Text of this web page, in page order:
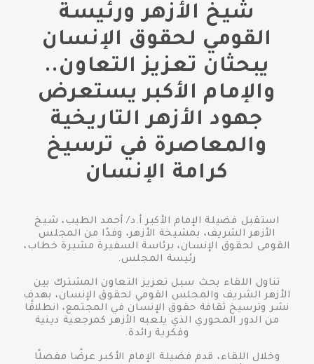
شيخ الأزهر ورئيسة
القومي لحقوق الإنسان
يبحثان تعزيز التعاون..
والإمام الأكبر يستعرض
جهود الأزهر التاريخية
والمعاصرة في ترسيخ
كرامة الإنسان
استقبل فضيلة الإمام الأكبر أ.د/ أحمد الطيب، شيخ
الأزهر الشريف، بمشيخة الأزهر، وفدًا من المجلس
القومى لحقوق الإنسان، برئاسة السفيرة مشيرة خطاب،
رئيسة المجلس.
تناول اللقاء بحث سبل تعزيز التعاون المشترك بين
الأزهر الشريف والمجلس القومي لحقوق الإنسان، بهدف
نشر وترسيخ ثقافة حقوق الإنسان في المجتمع، انطلاقًا
من الدور المحوري الذي يلعبه الأزهر كمرجعية دينية
وفكرية رائدة.
وخلال اللقاء، قدم فضيلة الإمام الأكبر عرضًا مفصلًا